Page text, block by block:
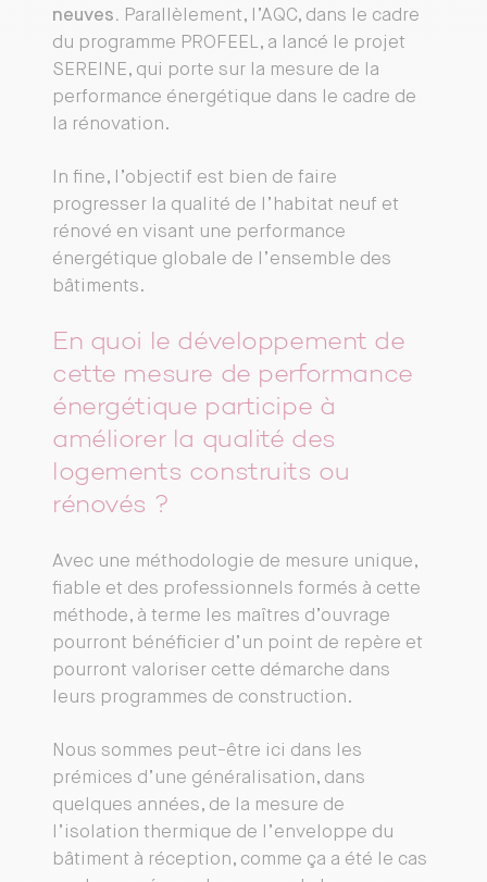
neuves. Parallèlement, l’AQC, dans le cadre
du programme PROFEEL, a lancé le projet
SEREINE, qui porte sur la mesure de la
performance énergétique dans le cadre de
la rénovation.
In fine, l’objectif est bien de faire
progresser la qualité de l’habitat neuf et
rénové en visant une performance
énergétique globale de l’ensemble des
bâtiments.
En quoi le développement de
cette mesure de performance
énergétique participe à
améliorer la qualité des
logements construits ou
rénovés ?
Avec une méthodologie de mesure unique,
fiable et des professionnels formés à cette
méthode, à terme les maîtres d’ouvrage
pourront bénéficier d’un point de repère et
pourront valoriser cette démarche dans
leurs programmes de construction.
Nous sommes peut-être ici dans les
prémices d’une généralisation, dans
quelques années, de la mesure de
l’isolation thermique de l’enveloppe du
bâtiment à réception, comme ça a été le cas